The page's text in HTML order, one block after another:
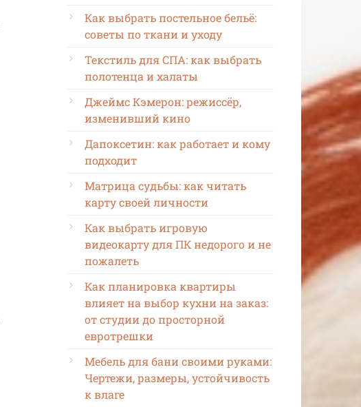
Как выбрать постельное бельё:
советы по ткани и уходу
Текстиль для СПА: как выбрать
полотенца и халаты
Джеймс Кэмерон: режиссёр,
изменивший кино
Дапоксетин: как работает и кому
подходит
Матрица судьбы: как читать
карту своей личности
Как выбрать игровую
видеокарту для ПК недорого и не
пожалеть
Как планировка квартиры
влияет на выбор кухни на заказ:
от студии до просторной
евротрешки
Мебель для бани своими руками:
Чертежи, размеры, устойчивость
к влаге